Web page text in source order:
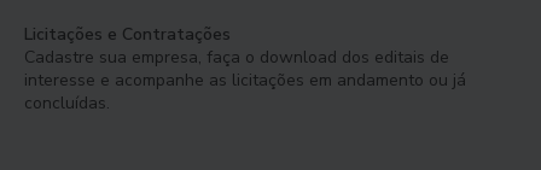
Licitações e Contratações
Cadastre sua empresa, faça o download dos editais de
interesse e acompanhe as licitações em andamento ou já
concluídas.